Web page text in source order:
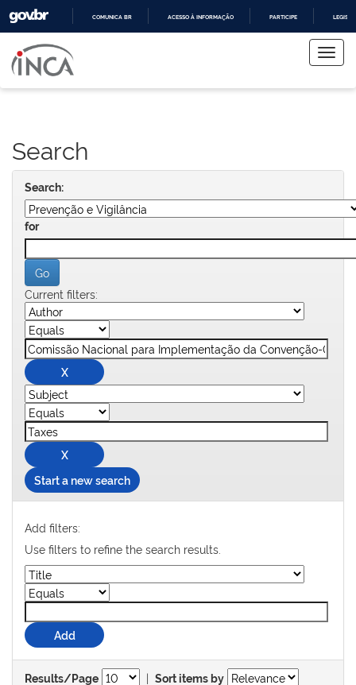
COMUNICA BR ACESSO À INFORMAÇÃO PARTICIPE
navigation
Search
Search:
for
Current filters:
Start a new search
Add filters:
Use filters to refine the search results.
Results/Page | Sort items by